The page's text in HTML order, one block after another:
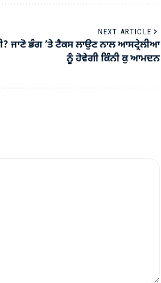
NEXT ARTICLE
ਜਾਣੋ ਭੰਗ ’ਤੇ ਟੈਕਸ ਲਾਉਣ ਨਾਲ ਆਸਟ੍ਰੇਲੀਆ
ਨੂੰ ਹੋਵੇਗੀ ਕਿੰਨੀ ਕੁ ਆਮਦਨ